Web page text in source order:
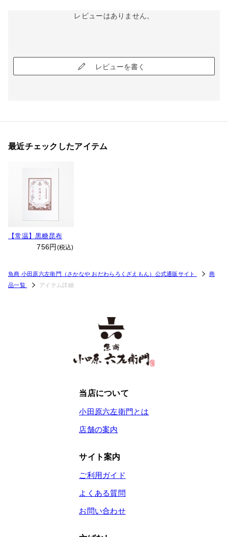
魚商 小田原六左衛門（さかなや おだわらろくざえもん）公式通販サイト
商
品一覧
アイテム詳細
レビューはありません。
レビューを書く
最近チェックしたアイテム
【常温】黒糖昆布
756円 (税込)
当店について
小田原六左衛門とは
店舗の案内
サイト案内
ご利用ガイド
よくある質問
お問い合わせ